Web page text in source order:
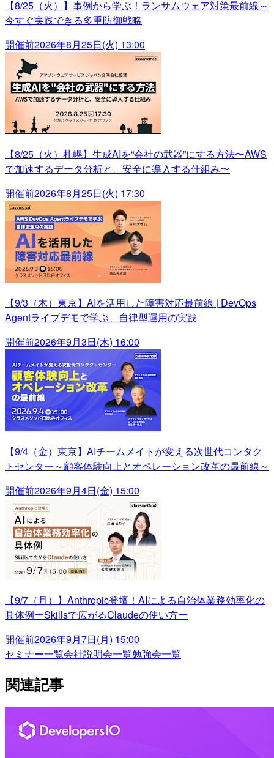
【8/25（火）】事例から学ぶ！ランサムウェア対策最前線～
今すぐ実践できる多重防御戦略
開催前2026年8月25日(火) 13:00
【8/25（火）札幌】生成AIを“会社の武器”にする方法〜AWS
で加速するデータ分析と、安全に導入する仕組み〜
開催前2026年8月25日(火) 17:30
【9/3（木）東京】AIを活用した障害対応最前線 | DevOps
Agentライブデモで学ぶ、自律型運用の実践
開催前2026年9月3日(木) 16:00
【9/4（金）東京】AIチームメイトが変える次世代コンタク
トセンター～顧客体験向上とオペレーション改革の最前線～
開催前2026年9月4日(金) 15:00
【9/7（月）】Anthropic登壇！AIによる自治体業務効率化の
具体例ーSkillsで広がるClaudeの使い方ー
開催前2026年9月7日(月) 15:00
セミナー一覧会社説明会一覧勉強会一覧
関連記事